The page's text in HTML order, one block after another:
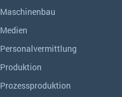
Maschinenbau
Medien
Personalvermittlung
Produktion
Prozessproduktion